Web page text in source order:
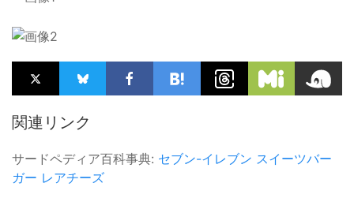
関連リンク
サードペディア百科事典: セブン-イレブン スイーツバー
ガー レアチーズ